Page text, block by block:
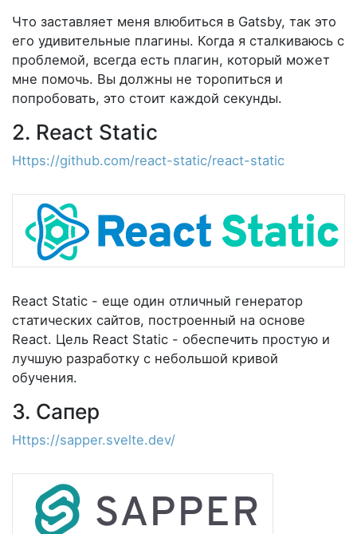
Что заставляет меня влюбиться в Gatsby, так это
его удивительные плагины. Когда я сталкиваюсь с
проблемой, всегда есть плагин, который может
мне помочь. Вы должны не торопиться и
попробовать, это стоит каждой секунды.
2. React Static
Https://github.com/react-static/react-static
React Static - еще один отличный генератор
статических сайтов, построенный на основе
React. Цель React Static - обеспечить простую и
лучшую разработку с небольшой кривой
обучения.
3. Сапер
Https://sapper.svelte.dev/